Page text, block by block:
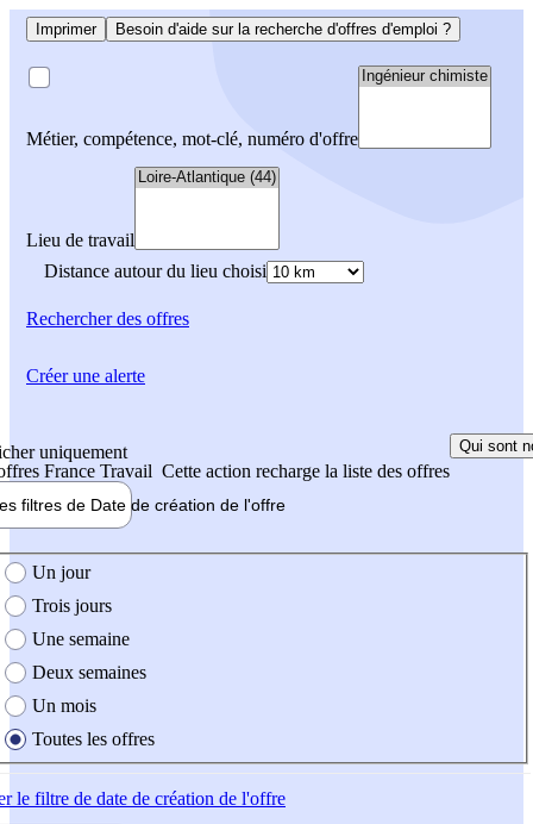
Imprimer Besoin d'aide sur la recherche d'offres d'emploi ?
Métier, compétence, mot-clé, numéro d'offre
Lieu de travail
Distance autour du lieu choisi
Rechercherdes offres
uniquement
France Travail Cette action recharge la liste des offres
Qui sont
filtres de Date de création de l'offre
création de l'offre
Un jour
Trois jours
Une semaine
Deux semaines
Un mois
Toutes les offres
le filtre de date de création de l'offre
Créer une alerte